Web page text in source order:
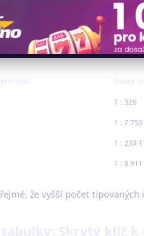
1 : 326
1 : 7 753
1 : 230
1 : 8 911
že vyšší počet